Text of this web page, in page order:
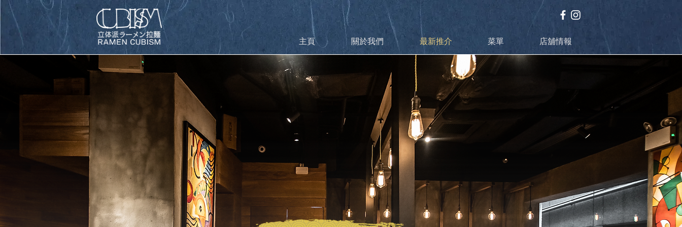
主頁 關於我們 最新推介 菜單 店舖情報